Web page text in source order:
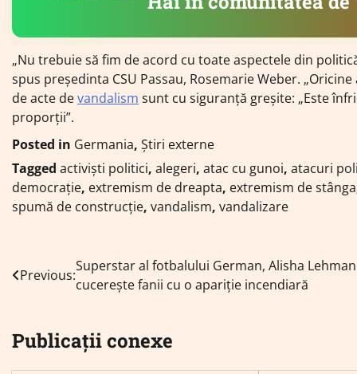
„Nu trebuie să fim de acord cu toate aspectele din
spus președinta CSU Passau, Rosemarie Weber.
de acte devandalism sunt cu siguranță greșite: „Este
proporții”.
Posted in Germania, Știri externe
Tagged activiști politici, alegeri, atac cu gunoi, atacuri
democrație, extremism de dreapta, extremism de stânga
spumă de construcție, vandalism, vandalizare
Navigare
articole
Previous:
Superstar al fotbalului German, Alisha
cucerește fanii cu o apariție incendiară
Publicații conexe